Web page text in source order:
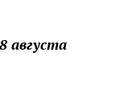
августа